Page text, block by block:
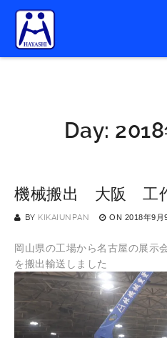
Day:
機械搬出 大阪 工
BY KIKAIUNPAN ON 2018年9月
岡山県の工場から名古屋の展示
を搬出輸送しました